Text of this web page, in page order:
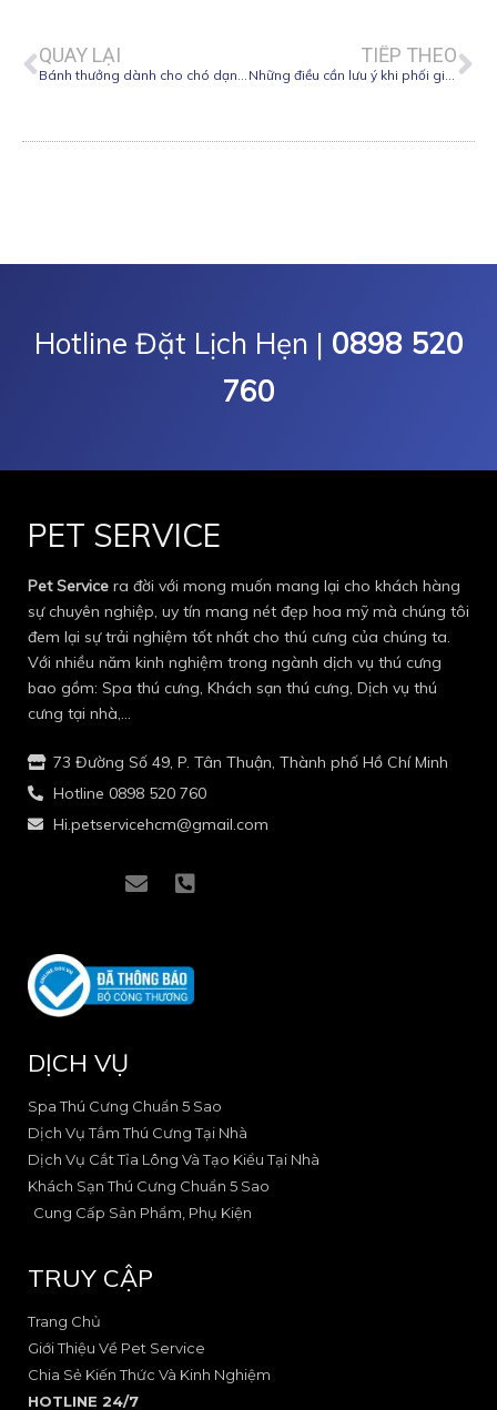
QUAY LẠI TIẾP THEO
Hotline Đặt Lịch Hẹn | 0898 520
760
PET SERVICE
Pet Service ra đời với mong muốn mang lại cho khách hàng
sự chuyên nghiệp, uy tín mang nét đẹp hoa mỹ mà chúng tôi
đem lại sự trải nghiệm tốt nhất cho thú cưng của chúng ta.
Với nhiều năm kinh nghiệm trong ngành dịch vụ thú cưng
bao gồm: Spa thú cưng, Khách sạn thú cưng, Dịch vụ thú
cưng tại nhà,…
73 Đường Số 49, P. Tân Thuận, Thành phố Hồ Chí Minh
Hotline 0898 520 760
Hi.petservicehcm@gmail.com
-
f
a
c
b
o
k
-
2
i
n
a
r
a
m
1
n
o
p
h
-
s
e
-
a
l
t
DỊCH VỤ
Spa Thú Cưng Chuẩn 5 Sao
Dịch Vụ Tắm Thú Cưng Tại Nhà
Dịch Vụ Cắt Tỉa Lông Và Tạo Kiểu Tại Nhà
Khách Sạn Thú Cưng Chuẩn 5 Sao
Cung Cấp Sản Phẩm, Phụ Kiện
TRUY CẬP
Trang Chủ
Giới Thiệu Về Pet Service
Chia Sẻ Kiến Thức Và Kinh Nghiệm
HOTLINE 24/7